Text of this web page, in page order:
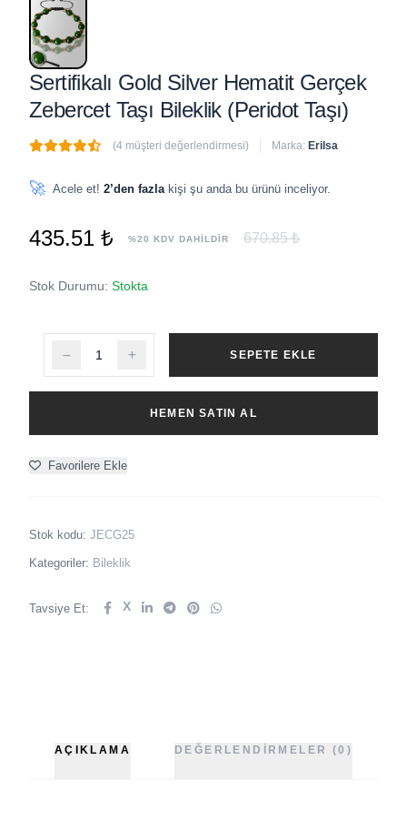
Sertifikalı Gold Silver Hematit Gerçek
Zebercet Taşı Bileklik (Peridot Taşı)
(4 müşteri değerlendirmesi) Marka: Erilsa
🚀 Acele et! 2’den fazla kişi şu anda bu ürünü inceliyor.
435.51 ₺ %20 KDV DAHİLDİR 670.85 ₺
Stok Durumu: Stokta
SEPETE EKLE
HEMEN SATIN AL
Favorilere Ekle
Stok kodu: JECG25
Kategoriler: Bileklik
Tavsiye Et: X
AÇIKLAMA DEĞERLENDIRMELER (0)